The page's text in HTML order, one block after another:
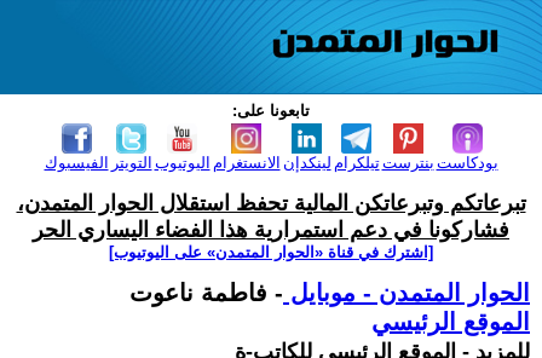
تابعونا على:
الفيسبوك التويتر اليوتيوب الانستغرام لينكدإن تيلكرامبنترست بودكاست
تبرعاتكم وتبرعاتكن المالية تحفظ استقلال الحوار المتمدن،
فشاركونا في دعم استمرارية هذا الفضاء اليساري الحر
[اشترك في قناة ‫«الحوار المتمدن» على اليوتيوب]
الحوار المتمدن - موبايل - فاطمة ناعوت
الموقع الرئيسي
للمزيد - الموقع الرئيسي للكاتب-ة